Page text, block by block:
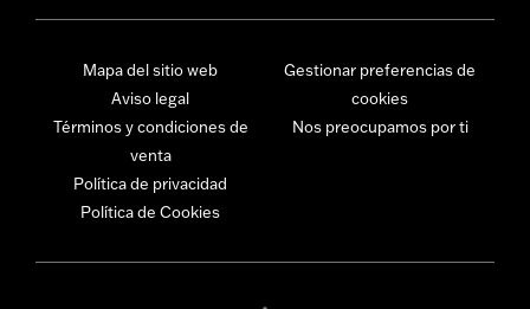
Mapa del sitio web
Aviso legal
Términos y condiciones de
venta
Política de privacidad
Política de Cookies
Gestionar preferencias de
cookies
Nos preocupamos por ti